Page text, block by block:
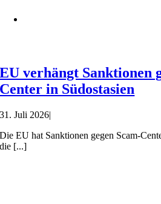
EU verhängt Sanktionen
Center in Südostasien
31. Juli 2026|
Die EU hat Sanktionen gegen Scam-
die [...]